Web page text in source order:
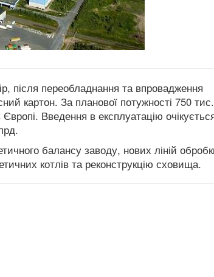
після переобладнання та впровадження
картон. За планової потужності 750
Введення в експлуатацію
балансу заводу, нових ліній
котлів та реконструкцію сховища.